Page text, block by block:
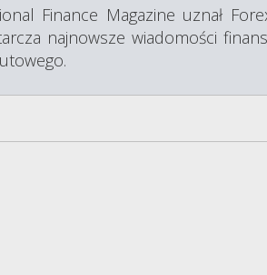
Finance Magazine uznał
najnowsze wiadomości